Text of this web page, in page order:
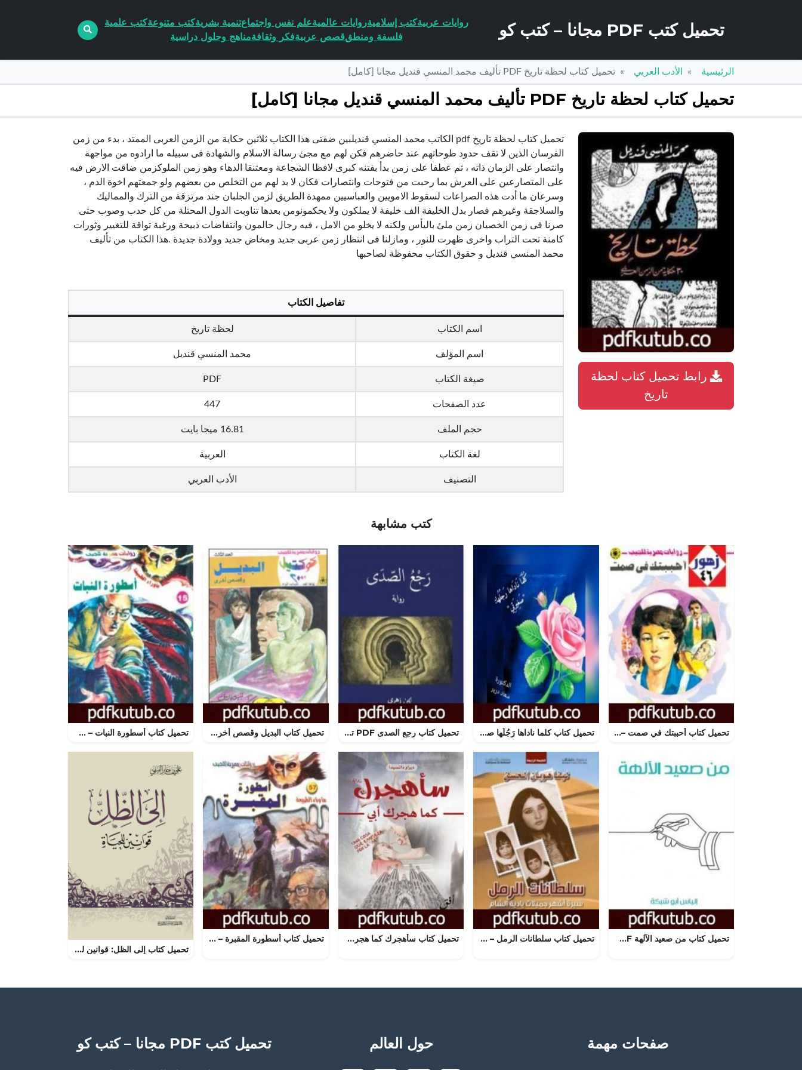
تحميل كتب PDF مجانا – كتب كو روايات عربيةكتب إسلاميةروايات عالميةعلم نفس واجتماعتنمية بشريةكتب متنوعةكتب علمية
فلسفة ومنطققصص عربيةفكر وثقافةمناهج وحلول دراسية
الرئيسية الأدب العربي تحميل كتاب لحظة تاريخ PDF تأليف محمد المنسي قنديل مجانا [كامل]
تحميل كتاب لحظة تاريخ PDF تأليف محمد المنسي قنديل مجانا [كامل]
رابط تحميل كتاب لحظة
تاريخ
تحميل كتاب لحظة تاريخ pdf الكاتب محمد المنسي قنديلبين ضفتى هذا الكتاب ثلاثين حكاية من الزمن العربى الممتد ، بدء من زمن
الفرسان الذين لا تقف حدود طوحاتهم عند حاضرهم فكن لهم مع مجئ رسالة الاسلام والشهادة فى سبيله ما ارادوه من مواجهة
وانتصار على الزمان ذاته ، ثم عطفا على زمن بدأ بفتنه كبرى لافظا الشجاعة ومعتنقا الدهاء وهو زمن الملوكزمن ضاقت الارض فيه
على المتصارعين على العرش بما رحبت من فتوحات وانتصارات فكان لا بد لهم من التخلص من بعضهم ولو جمعتهم اخوة الدم ،
وسرعان ما أدت هذه الصراعات لسقوط الامويين والعباسيين ممهدة الطريق لزمن الجلبان جند مرتزقة من الترك والمماليك
والسلاجقة وغيرهم فصار بدل الخليفة الف خليفة لا يملكون ولا يحكمونومن بعدها تناوبت الدول المحتلة من كل حدب وصوب حتى
صرنا فى زمن الخصيان زمن ملئ باليأس ولكنه لا يخلو من الامل ، فيه رجال حالمون وانتفاضات ذبيحة ورغبة تواقة للتغيير وثورات
كامنة تحت التراب واخرى ظهرت للنور ، ومازلنا فى انتظار زمن عربى جديد ومخاض جديد وولادة جديدة .هذا الكتاب من تأليف
محمد المنسي قنديل و حقوق الكتاب محفوظة لصاحبها
تفاصيل الكتاب
اسم الكتاب لحظة تاريخ
اسم المؤلف محمد المنسي قنديل
صيغة الكتاب PDF
عدد الصفحات 447
حجم الملف 16.81 ميجا بايت
لغة الكتاب العربية
التصنيف الأدب العربي
كتب مشابهة
تحميل كتاب أحببتك في صمت – سلسلة زهور PDF تأليف شريف شوقي مجانا [كامل] تحميل كتاب كلما ناداها رَجُلُها صغيرتي PDF تأليف د. سعاد درير مجانا [كامل] تحميل كتاب رجع الصدى PDF تأليف أيمن زهري مجانا [كامل] تحميل كتاب البديل وقصص أخرى PDF تأليف نبيل فاروق مجانا [كامل] تحميل كتاب أسطورة النبات – سلسلة ما وراء الطبيعة PDF تأليف أحمد خالد توفيق مجانا [كامل]
تحميل كتاب من صعيد الآلهة PDF تأليف إلياس أبو شبكة مجانا [كامل] تحميل كتاب سلطانات الرمل – سيرة أشهر جميلات بادية الشام PDF تأليف لينا هويان الحسن مجانا [كامل] تحميل كتاب سأهجرك كما هجرك أبي PDF تأليف ديراو داتسيدا مجانا [كامل]
تحميل كتاب أسطورة المقبرة – سلسلة ما وراء الطبيعة PDF تأليف أحمد خالد توفيق مجانا [كامل]
تحميل كتاب إلى الظل: قوانين للحياة لعلي بن جابر الفيفي بصيغة PDF مجانا
صفحات مهمة حول العالم تحميل كتب PDF مجانا – كتب كو